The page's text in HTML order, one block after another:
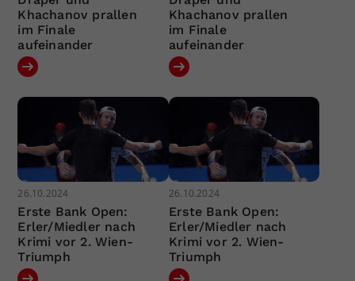
Khachanov prallen
im Finale
aufeinander
Khachanov prallen
im Finale
aufeinander
26.10.2024
Erste Bank Open:
Erler/Miedler nach
Krimi vor 2. Wien-
Triumph
26.10.2024
Erste Bank Open:
Erler/Miedler nach
Krimi vor 2. Wien-
Triumph